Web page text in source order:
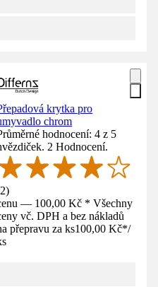
krytka pro
chrom
hodnocení: 4 z 5
2 Hodnocení.
2)
— 100,00 Kč * Všechny
vč. DPH a bez nákladů
přepravu za ks100,00 Kč*/